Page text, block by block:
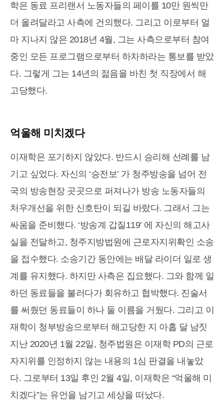
학은 동료 프리랜서 노동자들의 페이를 10만 원씩만
더 올려달라고 사측에 건의했다. 그리고 이로부터 얼
마 지나지 않은 2018년 4월, 그는 사측으로부터 참여
중인 모든 프로그램으로부터 하차하라는 통보를 받았
다. 그렇게 그는 14년의 젊음을 바친 첫 직장에서 해
고당했다.
억울해 미치겠다
이재학은 포기하지 않았다. 반드시 승리해 선례를 남
기고 싶었다. 자신의 ‘승전보’ 가 청주방송을 넘어 전
국의 방송현장 곳곳으로 퍼져나가 방송 노동자들의
처우개선을 위한 신호탄이 되길 바랐다. 그래서 그는
싸움을 준비했다. ‘방송계 갑질119’ 에 자신의 해고사
실을 전달하고, 청주지방법원에 근로자지위확인 소송
을 접수했다. 소송기간 동안에는 배달 라이더 일로 생
계를 유지했다. 하지만 사측은 집요했다. 그와 함께 일
하던 동료들을 불러다가 회유하고 협박했다. 진술서
를 써줬던 동료들이 하나 둘 이름을 거뒀다. 그리고 이
재학이 청부방송으로부터 해고당한 지 아홉 달 남짓
지난 2020년 1월 22일, 청주법원은 이재학 PD의 근로
자지위를 인정하지 않는 내용의 1심 판결을 내놓았
다. 그로부터 13일 후인 2월 4일, 이재학은 “억울해 미
치겠다”는 유언을 남기고 세상을 떠났다.